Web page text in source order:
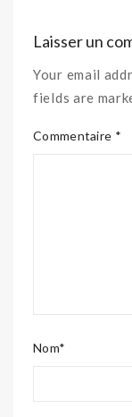
Laisser un
Your email
fields are
Commentaire *
Nom*